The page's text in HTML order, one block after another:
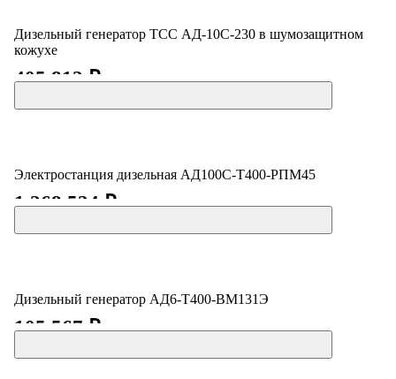
Дизельный генератор ТСС АД-10С-230 в шумозащитном
кожухе
405 812 ₽
Электростанция дизельная АД100С-Т400-РПМ45
1 268 524 ₽
Дизельный генератор АД6-Т400-ВМ131Э
105 567 ₽